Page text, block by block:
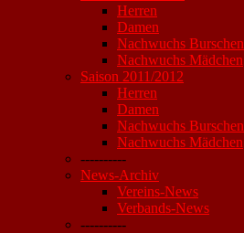
Herren
Damen
Nachwuchs Burschen
Nachwuchs Mädchen
Saison 2011/2012
Herren
Damen
Nachwuchs Burschen
Nachwuchs Mädchen
----------
News-Archiv
Vereins-News
Verbands-News
----------